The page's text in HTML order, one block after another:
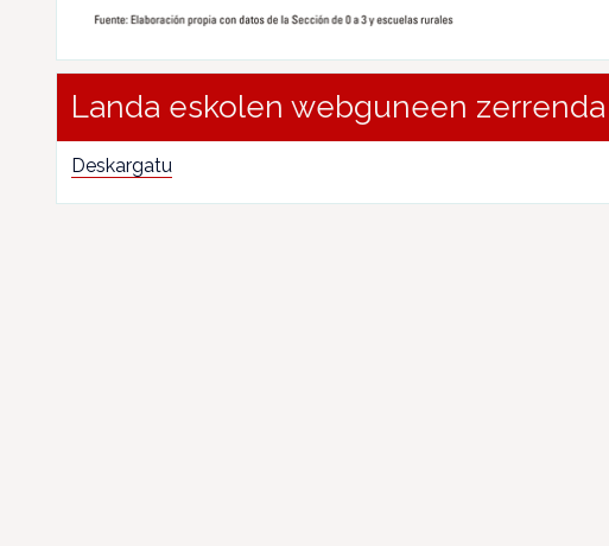
Landa eskolen webguneen zerrenda
Deskargatu